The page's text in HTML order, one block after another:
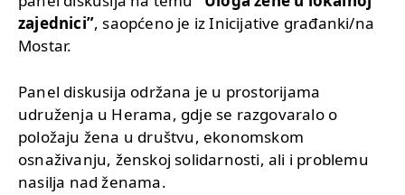
zajednici”, saopćeno je iz Inicijative građanki/na
Mostar.
Panel diskusija održana je u prostorijama
udruženja u Herama, gdje se razgovaralo o
položaju žena u društvu, ekonomskom
osnaživanju, ženskoj solidarnosti, ali i problemu
nasilja nad ženama.